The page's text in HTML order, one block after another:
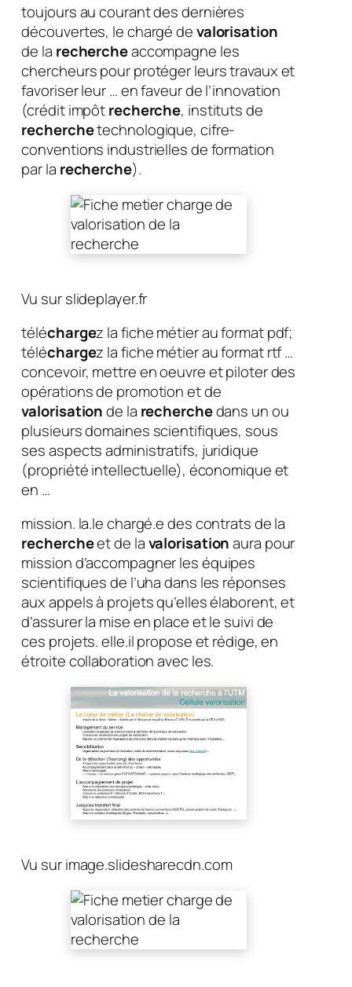
toujours au courant des dernières
découvertes, le chargé devalorisation
de la rechercheaccompagne les
chercheurs pour protéger leurs travaux et
favoriser leur … en faveur de l’innovation
(crédit impôtrecherche, instituts de
recherchetechnologique, cifre-
conventions industrielles de formation
par la recherche).
Vu sur slideplayer.fr
téléchargez la fiche métier au format pdf;
téléchargez la fiche métier au format rtf …
concevoir, mettre en oeuvre et piloter des
opérations de promotion et de
valorisationde la recherchedans un ou
plusieurs domaines scientifiques, sous
ses aspects administratifs, juridique
(propriété intellectuelle), économique et
en …
mission. la.le chargé.e des contrats de la
rechercheet de lavalorisationaura pour
mission d’accompagner les équipes
scientifiques de l’uha dans les réponses
aux appels à projets qu’elles élaborent, et
d’assurer la mise en place et le suivi de
ces projets. elle.il propose et rédige, en
étroite collaboration avec les.
Vu sur image.slidesharecdn.com